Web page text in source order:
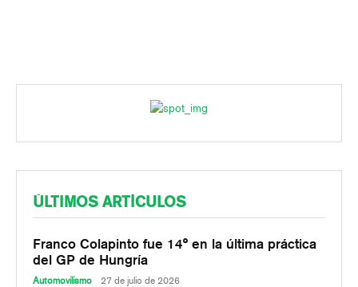
ÚLTIMOS ARTÍCULOS
Franco Colapinto fue 14° en la última práctica
del GP de Hungría
Automovilismo 27 de julio de 2026